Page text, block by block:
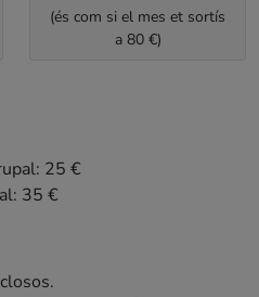
(és com si el mes et sortís
a 80 €)
25 €
35 €